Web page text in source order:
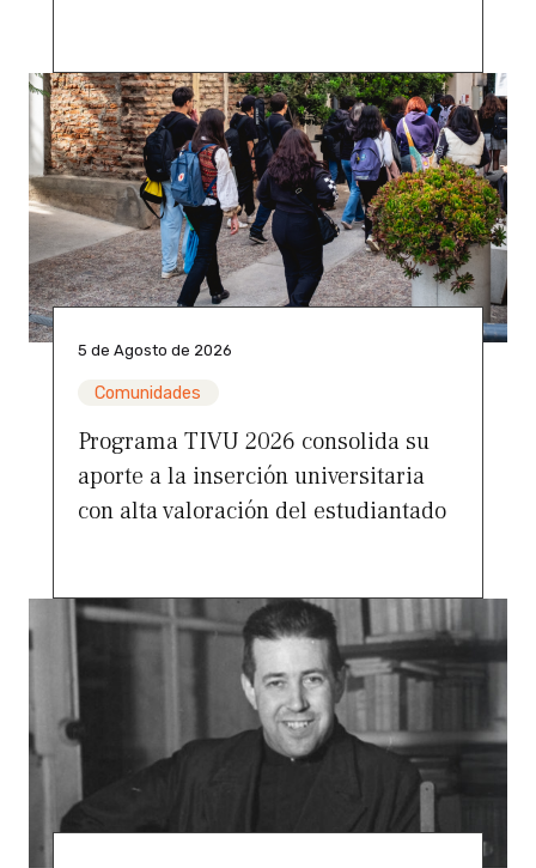
5 de Agosto de 2026
Comunidades
Programa TIVU 2026 consolida su
aporte a la inserción universitaria
con alta valoración del estudiantado